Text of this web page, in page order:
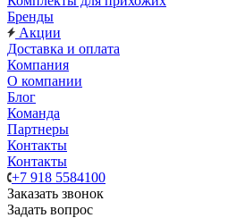
Бренды
Акции
Доставка и оплата
Компания
О компании
Блог
Команда
Партнеры
Контакты
Контакты
+7 918 5584100
Заказать звонок
Задать вопрос